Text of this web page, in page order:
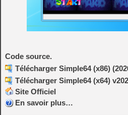
Code source.
Télécharger Simple64 (x86)
Télécharger Simple64 (x64)
Site Officiel
En savoir plus…